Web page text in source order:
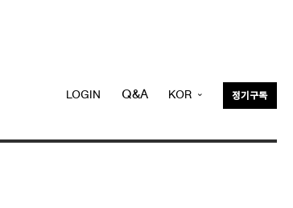
LOGIN Q&A KOR 정기구독